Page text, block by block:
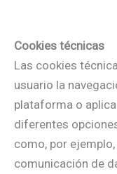
Cookies técnicas
Las cookies
usuario la
plataforma o
diferentes
como, por
comunicación de